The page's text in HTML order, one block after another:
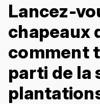
Lancez-
chapeaux
comment
parti de la